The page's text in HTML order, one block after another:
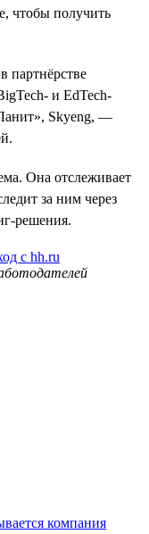
чтобы получить
партнёрстве
и EdTech-
Skyeng, —
Она отслеживает
за ним через
решения.
с hh.ru